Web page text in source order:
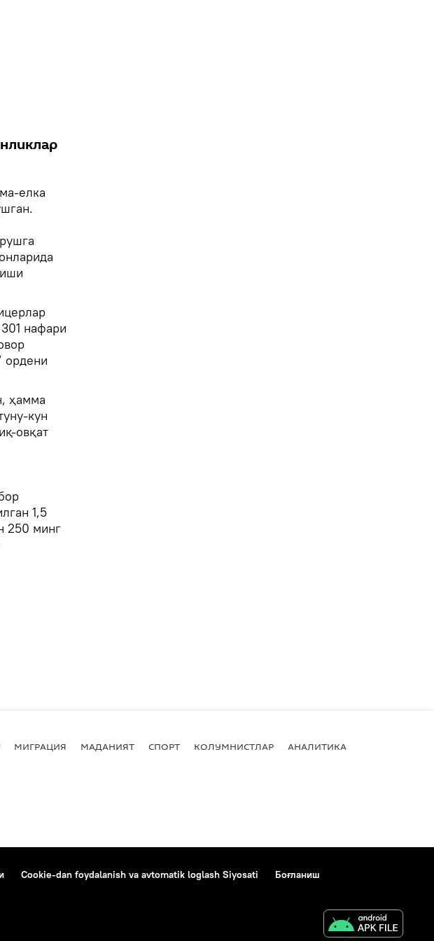
елка
нафари
ордени
ҳамма
кун
овқат
1,5
250 минг
МИГРАЦИЯ МАДАНИЯТ СПОРТ КОЛУМНИСТЛАР АНАЛИТИКА
Cookie-dan foydalanish va avtomatik loglash Siyosati Боғланиш